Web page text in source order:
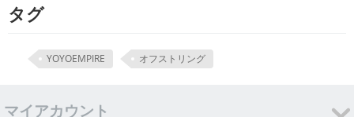
タグ
YOYOEMPIRE オフストリング
マイアカウント